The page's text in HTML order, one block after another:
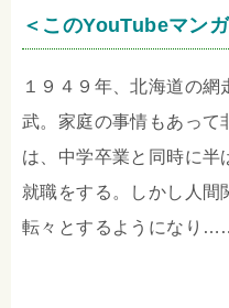
＜このYouTubeマン
１９４９年、北海道の網
武。家庭の事情もあって
は、中学卒業と同時に半
就職をする。しかし人間
転々とするようになり